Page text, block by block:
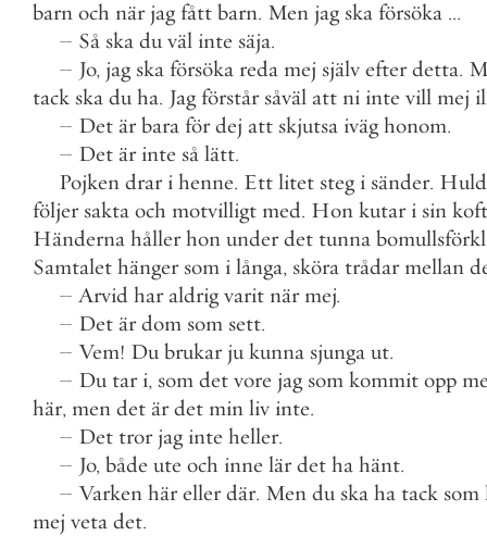
barn och när jag fått barn. Men jag ska försöka ...
– Så ska du väl inte säja.
– Jo, jag ska försöka reda mej själv efter detta.
tack ska du ha. Jag förstår såväl att ni inte vill mej
– Det är bara för dej att skjutsa iväg honom.
– Det är inte så lätt.
Pojken drar i henne. Ett litet steg i sänder.
följer sakta och motvilligt med. Hon kutar i sin
Händerna håller hon under det tunna
Samtalet hänger som i långa, sköra trådar mellan
– Arvid har aldrig varit när mej.
– Det är dom som sett.
– Vem! Du brukar ju kunna sjunga ut.
– Du tar i, som det vore jag som kommit opp
här, men det är det min liv inte.
– Det tror jag inte heller.
– Jo, både ute och inne lär det ha hänt.
– Varken här eller där. Men du ska ha tack som
mej veta det.